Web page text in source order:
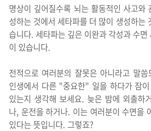
명상이 깊어질수록 뇌는 활동적인 사고와
성하는 것에서 세타파를 더 많이 생성하는
습니다. 세타파는 깊은 이완과 각성과 수면
이 있습니다.
전적으로 여러분의 잘못은 아니라고 말
인생에서 다른 "중요한" 일을 하다가 잠
있는지 생각해 보세요. 늦은 밤에 외출하
나, 운전을 하거나. 이는 여러분이 수면을
있다는 뜻입니다. 그렇죠?